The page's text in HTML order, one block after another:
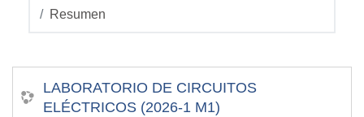
Resumen
LABORATORIO DE CIRCUITOS
ELÉCTRICOS (2026-1 M1)